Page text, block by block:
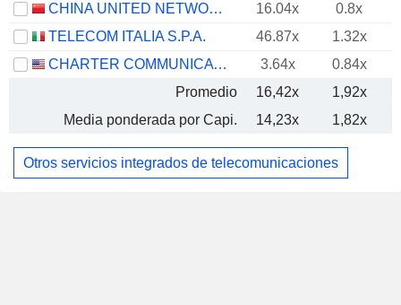
CHINA UNITED NETWORK COMMUNICATIONS LIMITED
16.04x
0.8x
TELECOM ITALIA S.P.A.
46.87x
1.32x
CHARTER COMMUNICATIONS, INC.
3.64x
0.84x
Promedio
16,42x
1,92x
Media ponderada por Capi.
14,23x 1,82x
Otros servicios integrados de telecomunicaciones